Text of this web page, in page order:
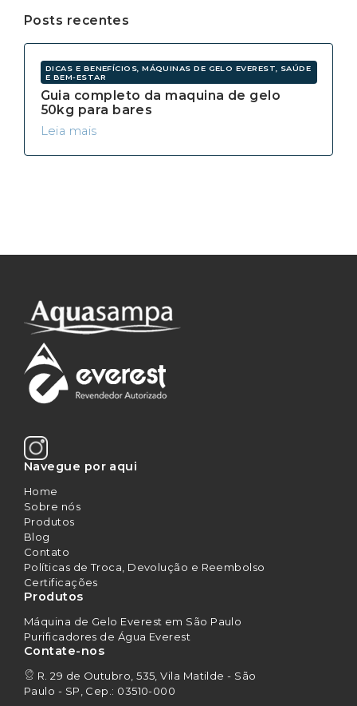
Posts recentes
DICAS E BENEFÍCIOS, MÁQUINAS DE GELO EVEREST, SAÚDE
E BEM-ESTAR
Guia completo da maquina de gelo
50kg para bares
Leia mais
Navegue por aqui
Home
Sobre nós
Produtos
Blog
Contato
Políticas de Troca, Devolução e Reembolso
Certificações
Produtos
Máquina de Gelo Everest em São Paulo
Purificadores de Água Everest
Contate-nos
R. 29 de Outubro, 535, Vila Matilde - São
Paulo - SP, Cep.: 03510-000